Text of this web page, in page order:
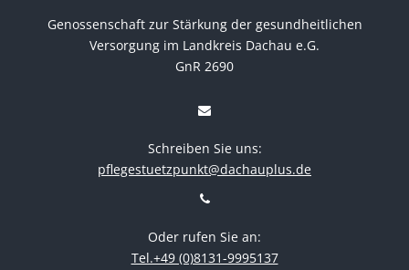
Genossenschaft zur Stärkung der gesundheitlichen
Versorgung im Landkreis Dachau e.G.
GnR 2690
Schreiben Sie uns:
pflegestuetzpunkt@dachauplus.de
Oder rufen Sie an:
Tel.+49 (0)8131-9995137